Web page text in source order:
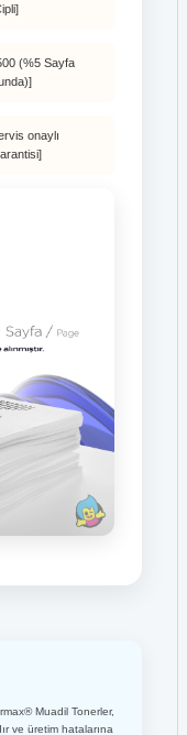
(%5 Sayfa
onaylı
Muadil Tonerler,
ve üretim hatalarına